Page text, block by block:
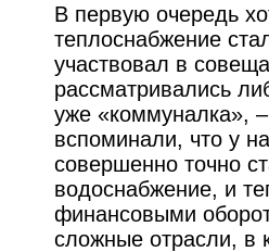
В первую очередь
теплоснабжение
участвовал в
рассматривались
уже «коммуналка», –
вспоминали, что у
совершенно точно
водоснабжение, и
финансовыми
сложные отрасли, в